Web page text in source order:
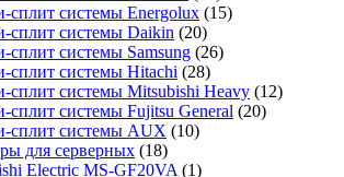
сплит системы Energolux (15)
сплит системы Daikin (20)
сплит системы Samsung (26)
сплит системы Hitachi (28)
сплит системы Mitsubishi Heavy (12)
сплит системы Fujitsu General (20)
сплит системы AUX (10)
для серверных (18)
Electric MS-GF20VA (1)